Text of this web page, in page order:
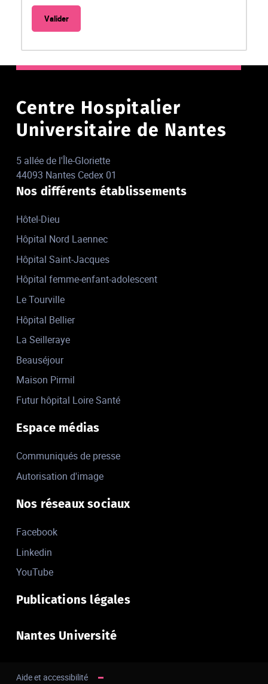
Centre Hospitalier
Universitaire de Nantes
5 allée de l'Île-Gloriette
44093 Nantes Cedex 01
Nos différents établissements
Hôtel-Dieu
Hôpital Nord Laennec
Hôpital Saint-Jacques
Hôpital femme-enfant-adolescent
Le Tourville
Hôpital Bellier
La Seilleraye
Beauséjour
Maison Pirmil
Futur hôpital Loire Santé
Espace médias
Communiqués de presse
Autorisation d'image
Nos réseaux sociaux
Facebook
Linkedin
YouTube
Publications légales
Nantes Université
Aide et accessibilité